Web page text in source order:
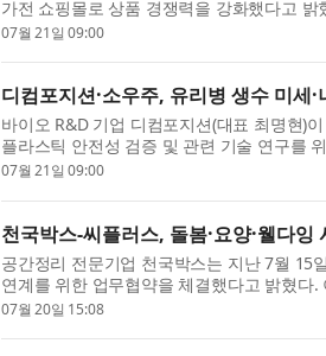
가전 쇼핑몰로 상품 경쟁력을 강화했다고
능 PC 중심의 상품군에서 한 단계 ...
07월 21일 09:00
디컴포지션·소우주, 유리병 생수 미세
바이오 R&D 기업 디컴포지션(대표 최명현)
플라스틱 안전성 검증 및 관련 기술 연구를
은 광화학 바이오센서를 기반으로 미...
07월 21일 09:00
천국박스-씨플러스, 돌봄·요양·웰다
공간정리 전문기업 천국박스는 지난 7월 15
연계를 위한 업무협약을 체결했다고 밝혔다
‘케어플러스’와 천국박스가 운영하는 ...
07월 20일 15:08